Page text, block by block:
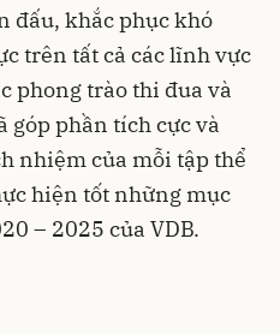
đấu, khắc phục khó
trên tất cả các lĩnh vực
phong trào thi đua và
góp phần tích cực và
nhiệm của mỗi tập thể
hiện tốt những mục
– 2025 của VDB.